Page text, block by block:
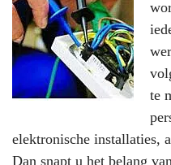
te
elektronische installaties,
Dan snapt u het belang